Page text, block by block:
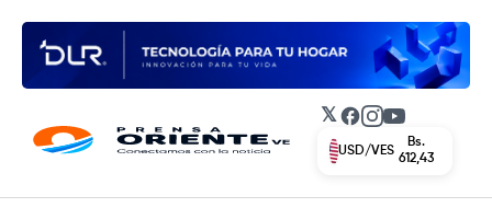
𝕏 Facebook
Instagram
YouTube
USD/VES
Bs.
612,43